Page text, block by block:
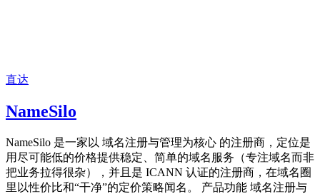
直达
NameSilo
NameSilo 是一家以 域名注册与管理为核心 的注册商，定位是
用尽可能低的价格提供稳定、简单的域名服务（专注域名而非
把业务拉得很杂），并且是 ICANN 认证的注册商，在域名圈
里以性价比和“干净”的定价策略闻名。 产品功能 域名注册与